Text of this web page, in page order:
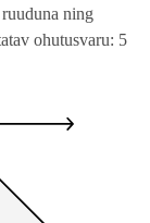
ning
ohutusvaru: 5